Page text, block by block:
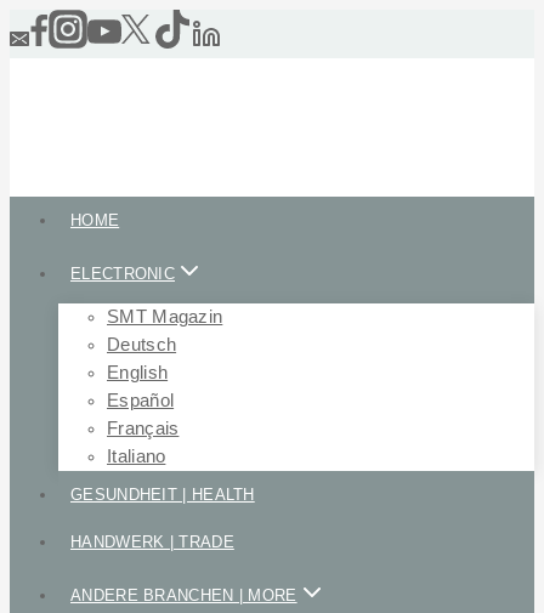
Skip
to
HOME
ELECTRONIC
SMT Magazin
Deutsch
English
Español
Français
Italiano
GESUNDHEIT | HEALTH
HANDWERK | TRADE
ANDERE BRANCHEN | MORE